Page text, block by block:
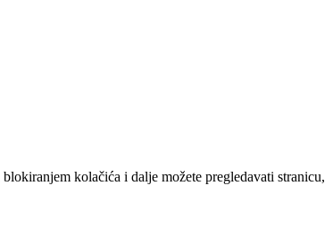
kolačića i dalje možete pregledavati stranicu,